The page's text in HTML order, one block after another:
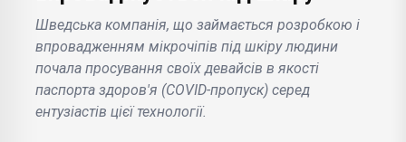
Шведська компанія, що займається розробкою і
впровадженням мікрочіпів під шкіру людини
почала просування своїх девайсів в якості
паспорта здоров'я (COVID-пропуск) серед
ентузіастів цієї технології.